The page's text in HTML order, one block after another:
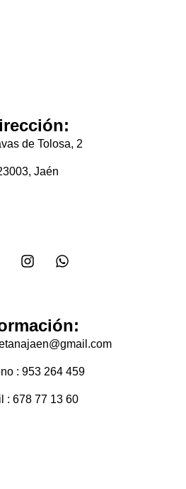
de Tolosa, 2
Jaén
: 953 264 459
: 678 77 13 60